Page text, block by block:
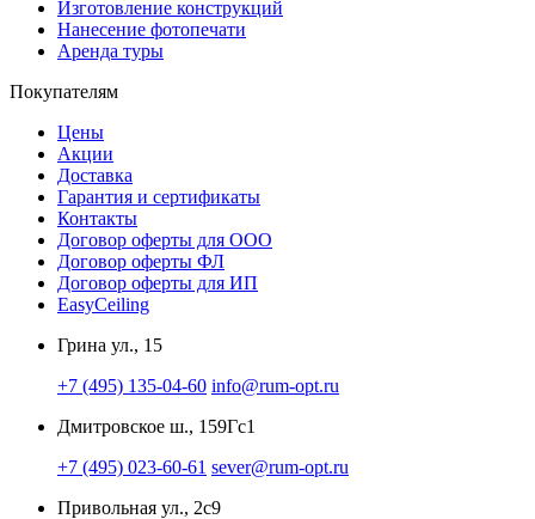
Изготовление конструкций
Нанесение фотопечати
Аренда туры
Покупателям
Цены
Акции
Доставка
Гарантия и сертификаты
Контакты
Договор оферты для ООО
Договор оферты ФЛ
Договор оферты для ИП
EasyCeiling
Грина ул., 15
+7 (495) 135-04-60 info@rum-opt.ru
Дмитровское ш., 159Гс1
+7 (495) 023-60-61 sever@rum-opt.ru
Привольная ул., 2с9